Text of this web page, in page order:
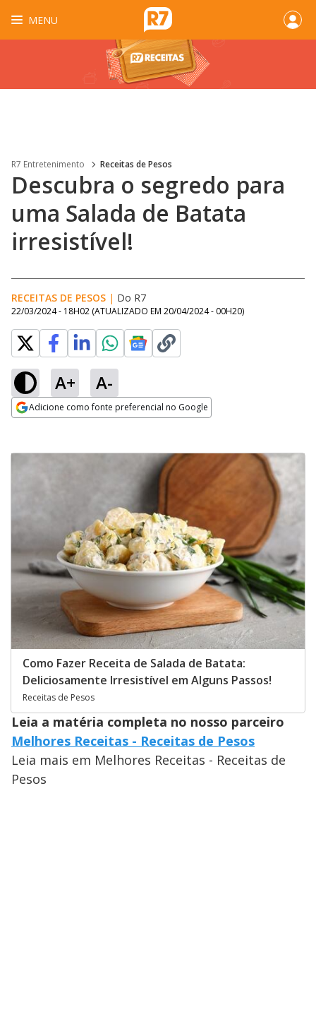
MENU
R7 Entretenimento Receitas de Pesos
Descubra o segredo para
uma Salada de Batata
irresistível!
RECEITAS DE PESOS | Do R7
22/03/2024 - 18H02 (ATUALIZADO EM 20/04/2024 - 00H20)
A+ A-
Adicione como fonte preferencial no Google
Como Fazer Receita de Salada de Batata:
Deliciosamente Irresistível em Alguns Passos!
Receitas de Pesos
Leia a matéria completa no nosso parceiro
Melhores Receitas - Receitas de Pesos
Leia mais em Melhores Receitas - Receitas de
Pesos